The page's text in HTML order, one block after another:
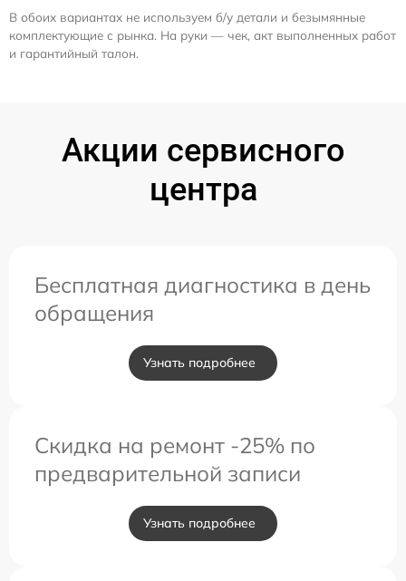
В обоих вариантах не используем б/у детали и безымянные
комплектующие с рынка. На руки — чек, акт выполненных работ
и гарантийный талон.
Акции сервисного
центра
Бесплатная диагностика в день
обращения
Узнать подробнее
Скидка на ремонт -25% по
предварительной записи
Узнать подробнее